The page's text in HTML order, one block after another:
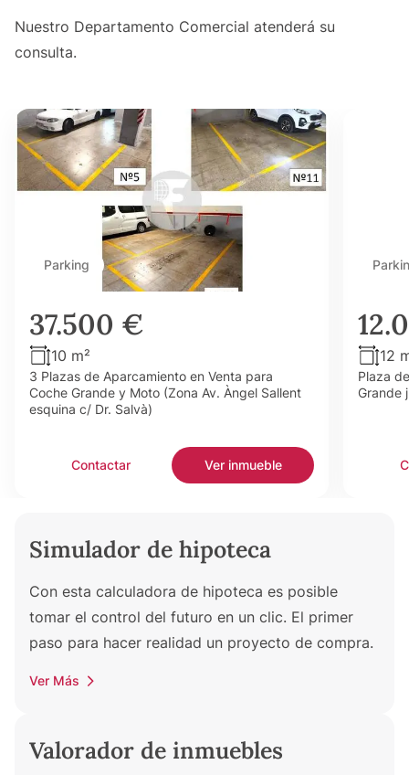
Nuestro Departamento Comercial atenderá su
consulta.
Parking
37.500 €
10 m²
3 Plazas de Aparcamiento en Venta para
Coche Grande y Moto (Zona Av. Àngel Sallent
esquina c/ Dr. Salvà)
Contactar Ver inmueble
12
Plaza
Grande
Simulador de hipoteca
Con esta calculadora de hipoteca es posible
tomar el control del futuro en un clic. El primer
paso para hacer realidad un proyecto de compra.
Ver Más
Valorador de inmuebles